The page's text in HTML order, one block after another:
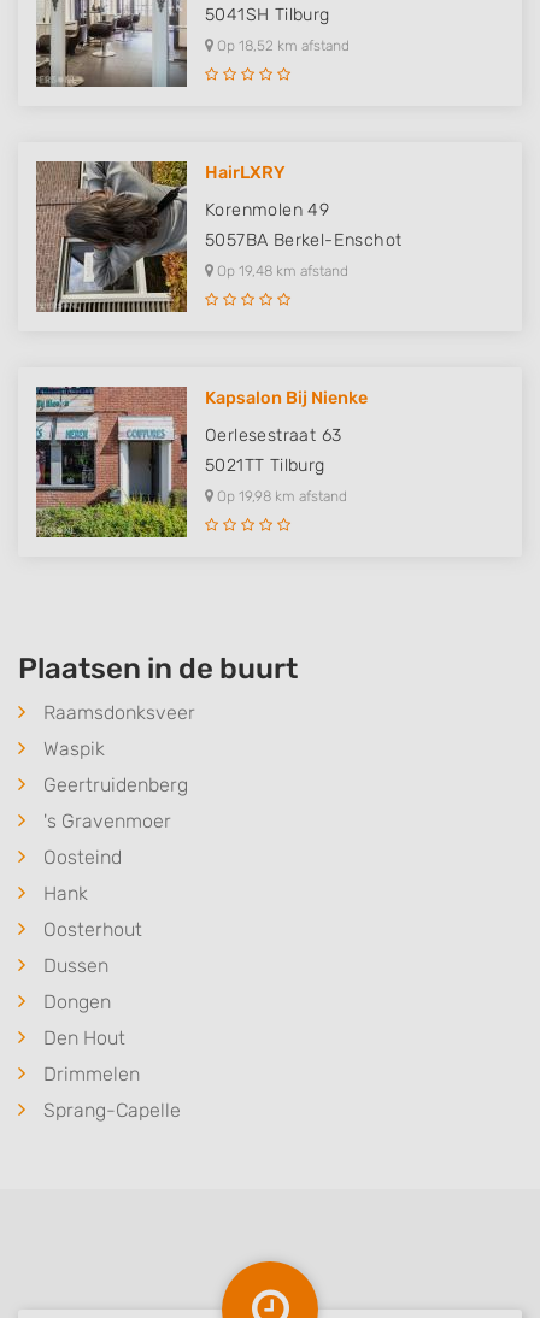
5041SH Tilburg
Op 18,52 km afstand
HairLXRY
Korenmolen 49
5057BA Berkel-Enschot
Op 19,48 km afstand
Kapsalon Bij Nienke
Oerlesestraat 63
5021TT Tilburg
Op 19,98 km afstand
Plaatsen in de buurt
Raamsdonksveer
Waspik
Geertruidenberg
's Gravenmoer
Oosteind
Hank
Oosterhout
Dussen
Dongen
Den Hout
Drimmelen
Sprang-Capelle